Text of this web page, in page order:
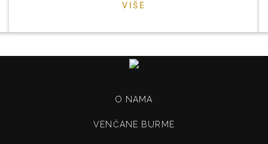
VIŠE
O NAMA
VENČANE BURME